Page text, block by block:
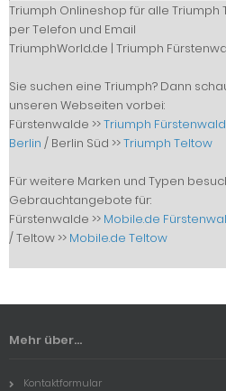
Triumph Onlineshop für alle Triumph
per Telefon und Email
TriumphWorld.de | Triumph
Sie suchen eine Triumph? Dann
unseren Webseiten vorbei:
Fürstenwalde >>Triumph
Berlin / Berlin Süd >>Triumph Teltow
Für weitere Marken und Typen
Gebrauchtangebote für:
Fürstenwalde >> Mobile.de
/ Teltow >> Mobile.de Teltow
Mehr über...
Kontaktformular